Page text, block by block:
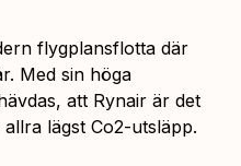
flygplansflotta där
Med sin höga
att Rynair är det
lägst Co2-utsläpp.